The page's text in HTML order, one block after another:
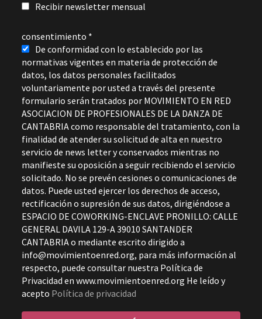
Recibir newsletter mensual
consentimiento *
De conformidad con lo establecido por las
normativas vigentes en materia de protección de
datos, los datos personales facilitados
voluntariamente por usted a través del presente
formulario serán tratados por MOVIMIENTO EN RED
ASOCIACION DE PROFESIONALES DE LA DANZA DE
CANTABRIA como responsable del tratamiento, con la
finalidad de atender su solicitud de alta en nuestro
servicio de news letter y conservados mientras no
manifieste su oposición a seguir recibiendo el servicio
solicitado. No se prevén cesiones o comunicaciones de
datos. Puede usted ejercer los derechos de acceso,
rectificación o supresión de sus datos, dirigiéndose a
ESPACIO DE COWORKING-ENCLAVE PRONILLO: CALLE
GENERAL DAVILA 129-A 39010 SANTANDER
CANTABRIA o mediante escrito dirigido a
info@movimientoenred.org, para más información al
respecto, puede consultar nuestra Política de
Privacidad en www.movimientoenred.org He leído y
acepto Política de privacidad